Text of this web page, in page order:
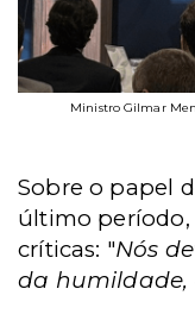
Ministro Gilmar
Sobre o papel
último período,
críticas: "Nós
da humildade,